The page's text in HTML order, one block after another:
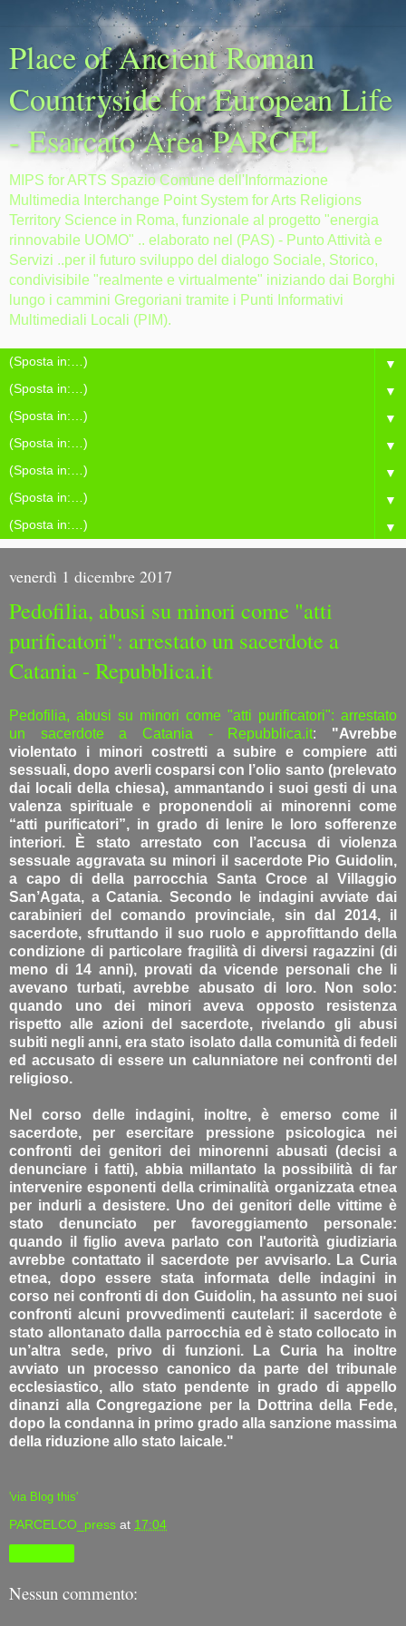
Place of Ancient Roman
Countryside for European Life
- Esarcato Area PARCEL
MIPS for ARTS Spazio Comune dell'Informazione
Multimedia Interchange Point System for Arts Religions
Territory Science in Roma, funzionale al progetto "energia
rinnovabile UOMO" .. elaborato nel (PAS) - Punto Attività e
Servizi ..per il futuro sviluppo del dialogo Sociale, Storico,
condivisibile "realmente e virtualmente" iniziando dai Borghi
lungo i cammini Gregoriani tramite i Punti Informativi
Multimediali Locali (PIM).
▼
▼
▼
▼
▼
▼
▼
venerdì 1 dicembre 2017
Pedofilia, abusi su minori come "atti
purificatori": arrestato un sacerdote a
Catania - Repubblica.it
Pedofilia, abusi su minori come "atti purificatori": arrestato
un sacerdote a Catania - Repubblica.it: "Avrebbe
violentato i minori costretti a subire e compiere atti
sessuali, dopo averli cosparsi con l’olio santo (prelevato
dai locali della chiesa), ammantando i suoi gesti di una
valenza spirituale e proponendoli ai minorenni come
“atti purificatori”, in grado di lenire le loro sofferenze
interiori. È stato arrestato con l’accusa di violenza
sessuale aggravata su minori il sacerdote Pio Guidolin,
a capo di della parrocchia Santa Croce al Villaggio
San’Agata, a Catania. Secondo le indagini avviate dai
carabinieri del comando provinciale, sin dal 2014, il
sacerdote, sfruttando il suo ruolo e approfittando della
condizione di particolare fragilità di diversi ragazzini (di
meno di 14 anni), provati da vicende personali che li
avevano turbati, avrebbe abusato di loro. Non solo:
quando uno dei minori aveva opposto resistenza
rispetto alle azioni del sacerdote, rivelando gli abusi
subiti negli anni, era stato isolato dalla comunità di fedeli
ed accusato di essere un calunniatore nei confronti del
religioso.
Nel corso delle indagini, inoltre, è emerso come il
sacerdote, per esercitare pressione psicologica nei
confronti dei genitori dei minorenni abusati (decisi a
denunciare i fatti), abbia millantato la possibilità di far
intervenire esponenti della criminalità organizzata etnea
per indurli a desistere. Uno dei genitori delle vittime è
stato denunciato per favoreggiamento personale:
quando il figlio aveva parlato con l'autorità giudiziaria
avrebbe contattato il sacerdote per avvisarlo. La Curia
etnea, dopo essere stata informata delle indagini in
corso nei confronti di don Guidolin, ha assunto nei suoi
confronti alcuni provvedimenti cautelari: il sacerdote è
stato allontanato dalla parrocchia ed è stato collocato in
un’altra sede, privo di funzioni. La Curia ha inoltre
avviato un processo canonico da parte del tribunale
ecclesiastico, allo stato pendente in grado di appello
dinanzi alla Congregazione per la Dottrina della Fede,
dopo la condanna in primo grado alla sanzione massima
della riduzione allo stato laicale."
'via Blog this'
PARCELCO_press at 17:04
Nessun commento: